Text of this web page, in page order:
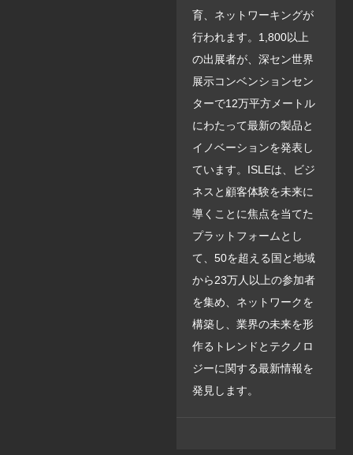
育、ネットワーキングが
行われます。1,800以上
の出展者が、深セン世界
展示コンベンションセン
ターで12万平方メートル
にわたって最新の製品と
イノベーションを発表し
ています。ISLEは、ビジ
ネスと顧客体験を未来に
導くことに焦点を当てた
プラットフォームとし
て、50を超える国と地域
から23万人以上の参加者
を集め、ネットワークを
構築し、業界の未来を形
作るトレンドとテクノロ
ジーに関する最新情報を
発見します。